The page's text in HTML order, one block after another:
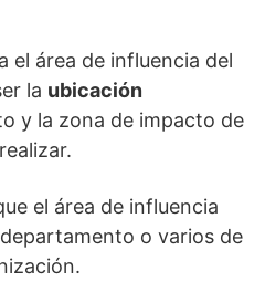
el área de influencia del
la ubicación
y la zona de impacto de
el área de influencia
o varios de